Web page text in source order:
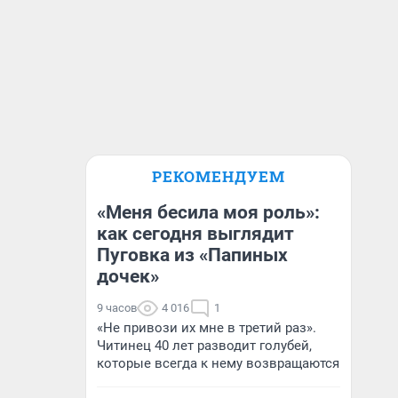
РЕКОМЕНДУЕМ
«Меня бесила моя роль»:
как сегодня выглядит
Пуговка из «Папиных
дочек»
9 часов 4 016 1
«Не привози их мне в третий раз».
Читинец 40 лет разводит голубей,
которые всегда к нему возвращаются